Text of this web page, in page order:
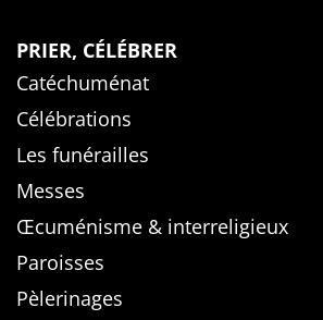
PRIER, CÉLÉBRER
Catéchuménat
Célébrations
Les funérailles
Messes
Œcuménisme & interreligieux
Paroisses
Pèlerinages